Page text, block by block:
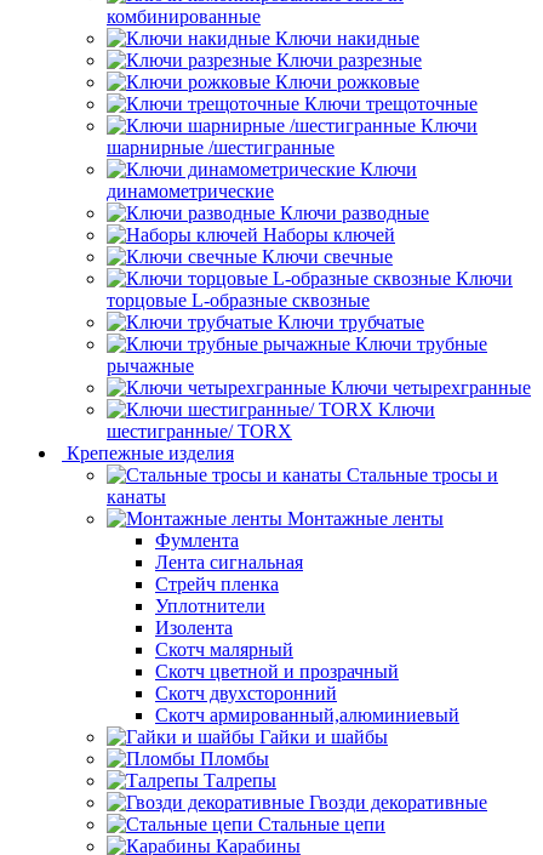
комбинированные
Ключи накидные
Ключи разрезные
Ключи рожковые
Ключи трещоточные
Ключи
шарнирные /шестигранные
Ключи
динамометрические
Ключи разводные
Наборы ключей
Ключи свечные
Ключи
торцовые L-образные сквозные
Ключи трубчатые
Ключи трубные
рычажные
Ключи четырехгранные
Ключи
шестигранные/ TORX
Крепежные изделия
Стальные тросы и
канаты
Монтажные ленты
Фумлента
Лента сигнальная
Стрейч пленка
Уплотнители
Изолента
Скотч малярный
Скотч цветной и прозрачный
Скотч двухсторонний
Скотч армированный,алюминиевый
Гайки и шайбы
Пломбы
Талрепы
Гвозди декоративные
Стальные цепи
Карабины